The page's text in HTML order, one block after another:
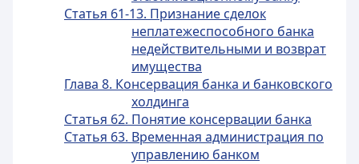
Статья 61-13. Признание сделок
неплатежеспособного банка
недействительными и возврат
имущества
Глава 8. Консервация банка и банковского
холдинга
Статья 62. Понятие консервации банка
Статья 63. Временная администрация по
управлению банком